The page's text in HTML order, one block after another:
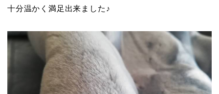
十分温かく満足出来ました♪